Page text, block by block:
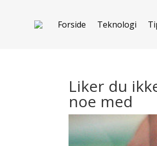
Forside Teknologi
Liker du
noe med